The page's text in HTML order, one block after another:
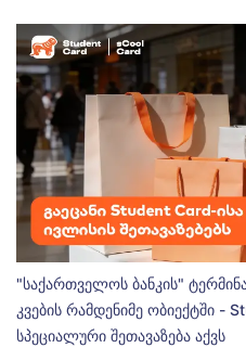
"საქართველოს ბანკის"
კვების რამდენიმე ობიექტში -
სპეციალური შეთავაზება აქვს